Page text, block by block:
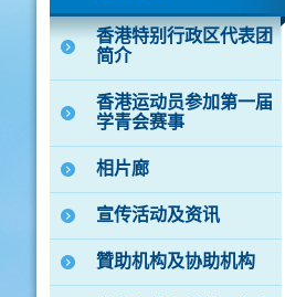
香港特别行政区代表团
简介
香港运动员参加第一届
学青会赛事
相片廊
宣传活动及资讯
贊助机构及协助机构